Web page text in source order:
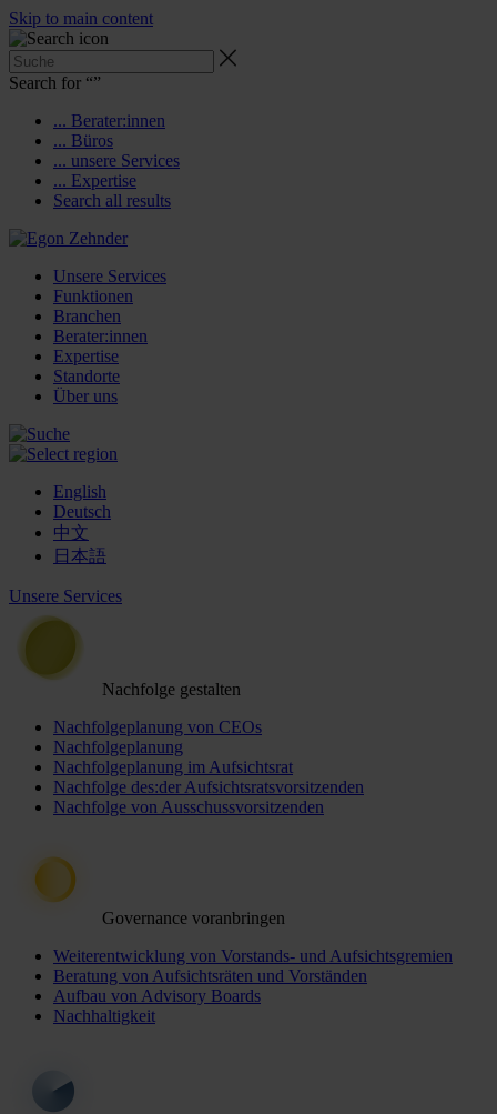
Skip to main content
Search for “”
... Berater:innen
... Büros
... unsere Services
... Expertise
Search all results
Unsere Services
Funktionen
Branchen
Berater:innen
Expertise
Standorte
Über uns
English
Deutsch
中文
日本語
Unsere Services
Nachfolge gestalten
Nachfolgeplanung von CEOs
Nachfolgeplanung
Nachfolgeplanung im Aufsichtsrat
Nachfolge des:der Aufsichtsratsvorsitzenden
Nachfolge von Ausschussvorsitzenden
Governance voranbringen
Weiterentwicklung von Vorstands- und Aufsichtsgremien
Beratung von Aufsichtsräten und Vorständen
Aufbau von Advisory Boards
Nachhaltigkeit